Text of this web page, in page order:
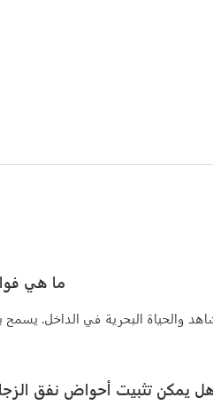
ما هي
البحرية في الداخل. يسمح
يمكن تثبيت أحواض نفق